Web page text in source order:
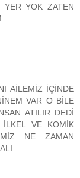
YER YOK ZATEN
AİLEMİZ İÇİNDE
VAR O BİLE
ATILIR DEDİ
İLKEL VE KOMİK
NE ZAMAN